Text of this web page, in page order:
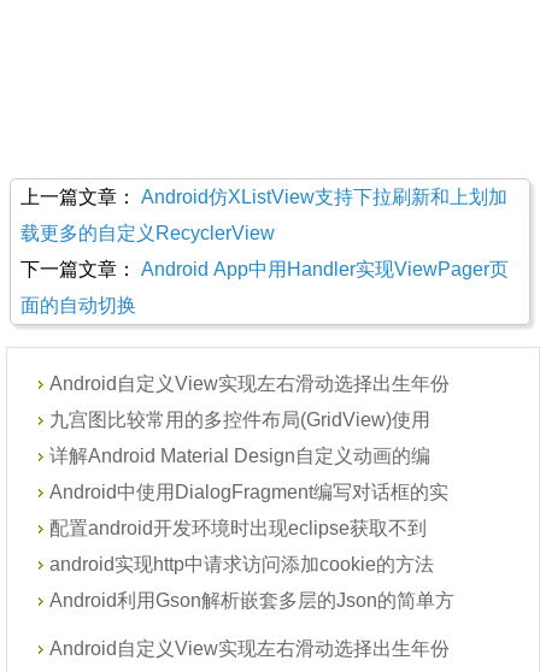
上一篇文章： Android仿XListView支持下拉刷新和上划加
载更多的自定义RecyclerView
下一篇文章： Android App中用Handler实现ViewPager页
面的自动切换
Android自定义View实现左右滑动选择出生年份
九宫图比较常用的多控件布局(GridView)使用
详解Android Material Design自定义动画的编
Android中使用DialogFragment编写对话框的实
配置android开发环境时出现eclipse获取不到
android实现http中请求访问添加cookie的方法
Android利用Gson解析嵌套多层的Json的简单方
Android自定义View实现左右滑动选择出生年份